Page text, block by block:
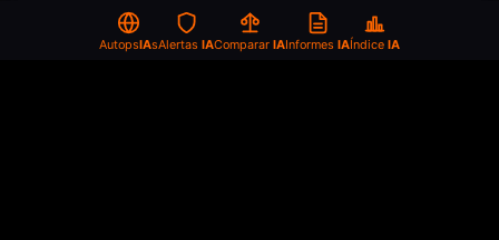
"participación en ingresos" lo que impulsa el IRSF,
ya que el operador originario termina pagando
AutopsIAsAlertas IAComparar IAInformes IAÍndice IA